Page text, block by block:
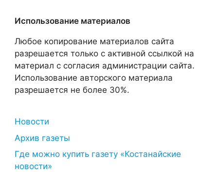
Использование материалов
Любое копирование материалов сайта
разрешается только с активной ссылкой на
материал с согласия администрации сайта.
Использование авторского материала
разрешается не более 30%.
Новости
Архив газеты
Где можно купить газету «Костанайские
новости»